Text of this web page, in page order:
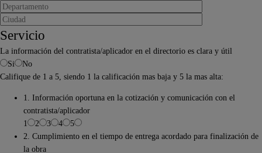
Servicio
La información del contratista/aplicador en el directorio es clara y útil
Si
No
Califique de 1 a 5, siendo 1 la calificación mas baja y 5 la mas alta:
1. Información oportuna en la cotización y comunicación con el
contratista/aplicador
1
2 3 4
5
2. Cumplimiento en el tiempo de entrega acordado para finalización de
la obra